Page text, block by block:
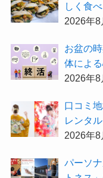
しく食
い天然
2026年8
お盆の
体によ
身辺整
2026年8
⼝コミ
レンタ
ス」が
2026年8
パーソ